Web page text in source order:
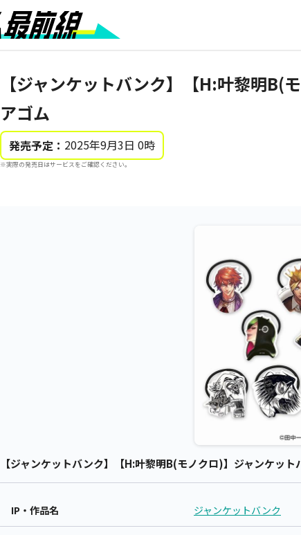
【ジャンケットバンク】【H:叶黎明B(
アゴム
発売予定： 2025年9月3日 0時
※実際の発売日はサービスをご確認ください。
【ジャンケットバンク】【H:叶黎明B(モノクロ)】ジャンケッ
IP・作品名 ジャンケットバンク